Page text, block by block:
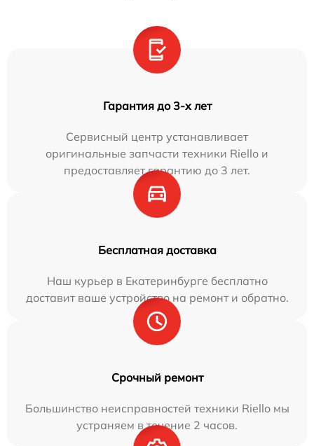
Гарантия до 3-х лет
Сервисный центр устанавливает
оригинальные запчасти техники Riello и
предоставляет гарантию до 3 лет.
Бесплатная доставка
Наш курьер в Екатеринбурге бесплатно
доставит ваше устройство на ремонт и обратно.
Срочный ремонт
Большинство неисправностей техники Riello мы
устраняем в течение 2 часов.